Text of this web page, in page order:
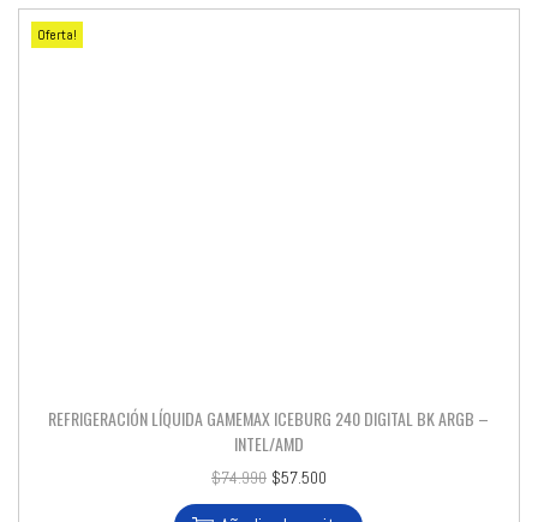
Oferta!
REFRIGERACIÓN LÍQUIDA GAMEMAX ICEBURG 240 DIGITAL BK ARGB –
INTEL/AMD
$74.990 $57.500